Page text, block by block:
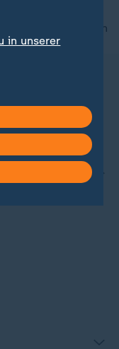
nach oben
in unserer